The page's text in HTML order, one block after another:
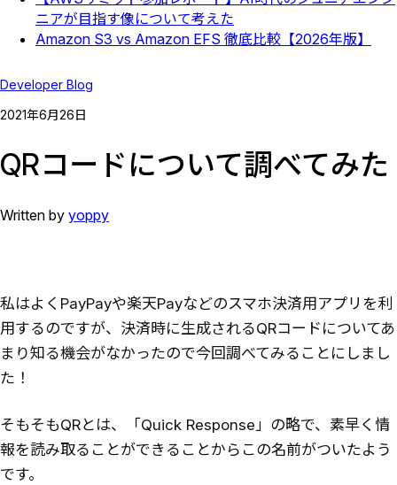
ニアが目指す像について考えた
Amazon S3 vs Amazon EFS 徹底比較【2026年版】
Developer Blog
2021年6月26日
QRコードについて調べてみた
Written by yoppy
私はよくPayPayや楽天Payなどのスマホ決済用アプリを利
用するのですが、決済時に生成されるQRコードについてあ
まり知る機会がなかったので今回調べてみることにしまし
た！
そもそもQRとは、「Quick Response」の略で、素早く情
報を読み取ることができることからこの名前がついたよう
です。